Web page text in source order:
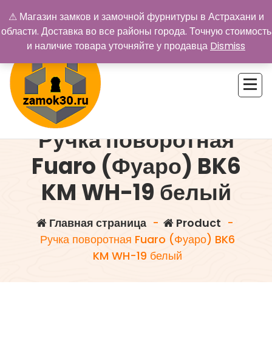
содержимому
Ручка поворотная
Fuaro (Фуаро) BK6
KM WH-19 белый
Главная страница - Product -
Ручка поворотная Fuaro (Фуаро) BK6
KM WH-19 белый
⚠ Магазин замков и замочной фурнитуры в Астрахани и
области. Доставка во все районы города. Точную стоимость
и наличие товара уточняйте у продавца Dismiss